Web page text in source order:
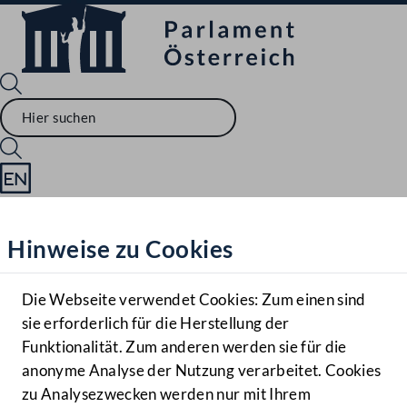
Hilfe
Benutzer
Navigationsmenü öffnen
MENÜ
Hinweise zu Cookies
Die Webseite verwendet Cookies: Zum einen sind
sie erforderlich für die Herstellung der
Funktionalität. Zum anderen werden sie für die
anonyme Analyse der Nutzung verarbeitet. Cookies
zu Analysezwecken werden nur mit Ihrem